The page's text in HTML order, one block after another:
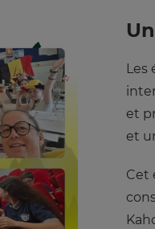
Les
et
et
Cet